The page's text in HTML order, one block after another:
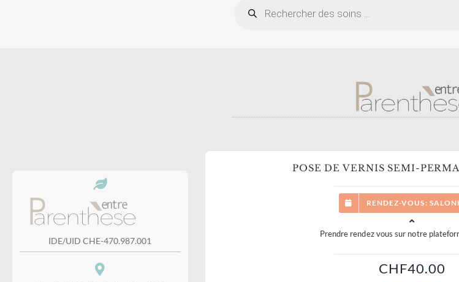
IDE/UID CHE-470.987.001
POSE DE VERNIS SEMI-
RENDEZ-VOUS:
Prendre rendez vous sur notre
CHF40.00